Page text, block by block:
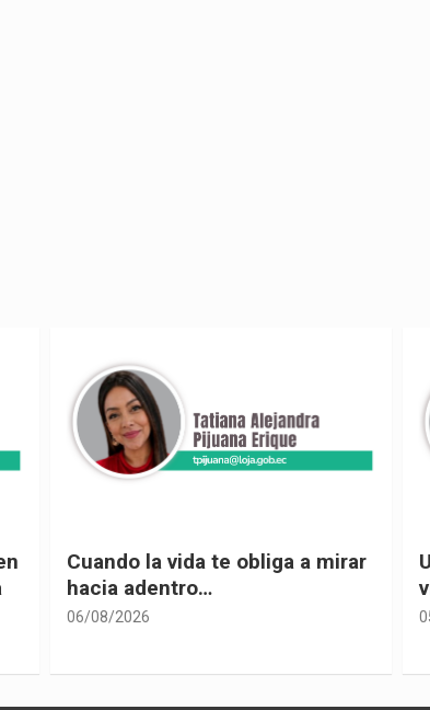
Cuando la vida te obliga a mirar
hacia adentro…
06/08/2026